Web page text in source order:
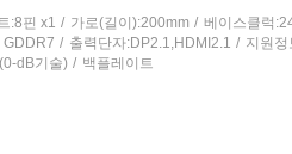
:8핀 x1 가로(길이):200mm 베이스클럭
GDDR7 출력단자:DP2.1,HDMI2.1
지원
dB기술) 백플레이트